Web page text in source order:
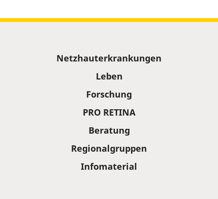
Netzhauterkrankungen
Leben
Forschung
PRO RETINA
Beratung
Regionalgruppen
Infomaterial